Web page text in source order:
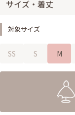
サイズ・着丈
対象サイズ
SS S M